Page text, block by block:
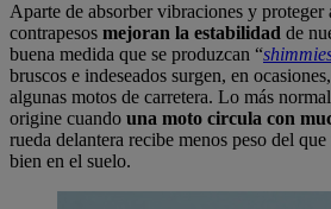
Aparte de absorber vibraciones y proteger
contrapesos mejoran la estabilidad de
buena medida que se produzcan “
bruscos e indeseados surgen, en
algunas motos de carretera. Lo más
origine cuando una moto circula con
rueda delantera recibe menos peso del que
bien en el suelo.